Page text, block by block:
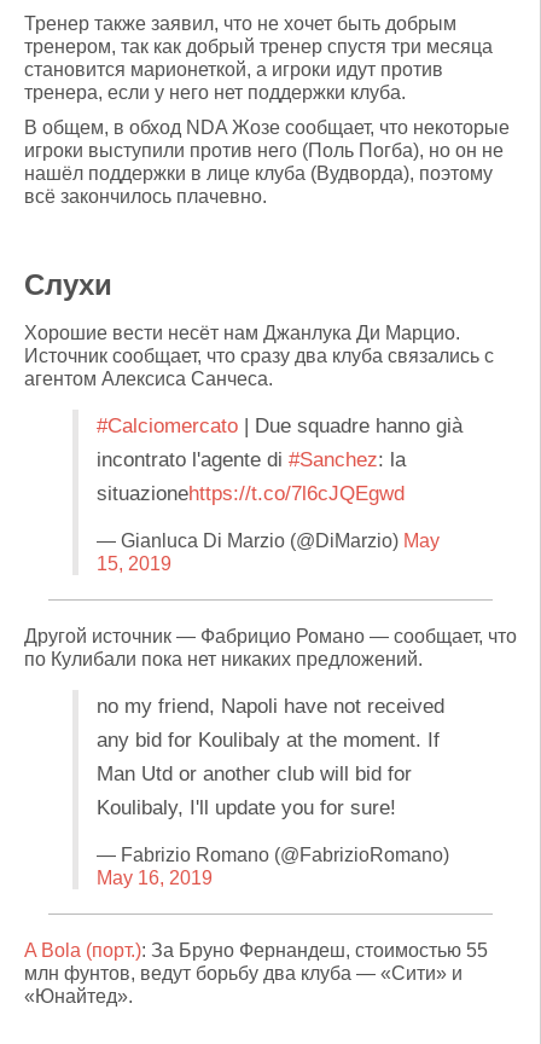
Тренер также заявил, что не хочет быть добрым
тренером, так как добрый тренер спустя три месяца
становится марионеткой, а игроки идут против
тренера, если у него нет поддержки клуба.
В общем, в обход NDA Жозе сообщает, что некоторые
игроки выступили против него (Поль Погба), но он не
нашёл поддержки в лице клуба (Вудворда), поэтому
всё закончилось плачевно.
Слухи
Хорошие вести несёт нам Джанлука Ди Марцио.
Источник сообщает, что сразу два клуба связались с
агентом Алексиса Санчеса.
#Calciomercato | Due squadre hanno già
incontrato l'agente di #Sanchez: la
situazionehttps://t.co/7l6cJQEgwd
— Gianluca Di Marzio (@DiMarzio) May
15, 2019
Другой источник — Фабрицио Романо — сообщает, что
по Кулибали пока нет никаких предложений.
no my friend, Napoli have not received
any bid for Koulibaly at the moment. If
Man Utd or another club will bid for
Koulibaly, I'll update you for sure!
— Fabrizio Romano (@FabrizioRomano)
May 16, 2019
A Bola (порт.): За Бруно Фернандеш, стоимостью 55
млн фунтов, ведут борьбу два клуба — «Сити» и
«Юнайтед».